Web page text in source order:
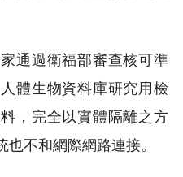
通過衛福部審查核可準
體生物資料庫研究用檢
，完全以實體隔離之方
不和網際網路連接。